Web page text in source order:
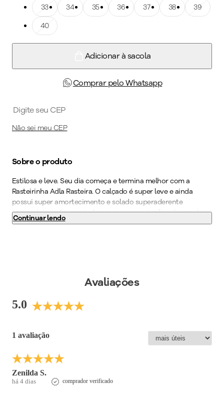
Tamanho: 33
33Tamanho: 34
34Tamanho: 35
35Tamanho: 36
36Tamanho: 37
37Tamanho: 38
38Tamanho: 39
39
Tamanho: 40
40
Adicionar à sacola
Comprar pelo Whatsapp
Não sei meu CEP
Sobre o produto
Estilosa e leve. Seu dia começa e termina melhor com a
Rasteirinha Adla Rasteira. O calçado é super leve e ainda
possui super amortecimento e solado superaderente
tornando-o indispensável para quem precisa ficar horas de pé
no trabalho. Aposte em calças de alfaiataria para um visual
Continuar lendo
Avaliações
5.0
1 avaliação
Zenilda S.
há 4 dias comprador verificado